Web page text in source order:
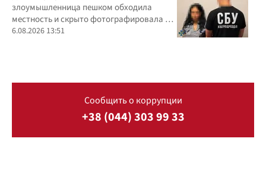
злоумышленница пешком обходила
местность и скрыто фотографировала и
обозначала на гугл-картах объекты
6.08.2026 13:51
Сообщить о коррупции
+38 (044) 303 99 33